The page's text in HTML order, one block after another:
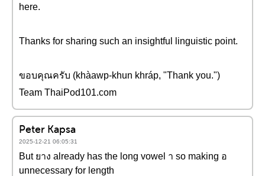
here.
Thanks for sharing such an insightful linguistic point.
ขอบคุณครับ (khàawp-khun khráp, "Thank you.")
Team ThaiPod101.com
Peter Kapsa
2025-12-21 06:05:31
But ยาง already has the long vowel า so making อ
unnecessary for length